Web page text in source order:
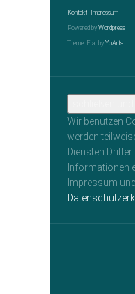
Kontakt Impressum
Powered by Wordpress
Theme: Flat by YoArts.
Wir benutzen
werden
Diensten
Informationen
Impressum